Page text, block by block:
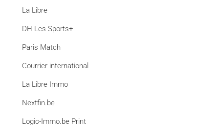
La Libre
DH Les Sports+
Paris Match
Courrier international
La Libre Immo
Nextfin.be
Logic-Immo.be Print